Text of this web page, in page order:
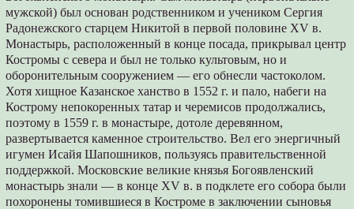
мужской) был основан родственником и учеником Сергия
Радонежского старцем Никитой в первой половине XV в.
Монастырь, расположенный в конце посада, прикрывал центр
Костромы с севера и был не только культовым, но и
оборонительным сооружением — его обнесли частоколом.
Хотя хищное Казанское ханство в 1552 г. и пало, набеги на
Кострому непокоренных татар и черемисов продолжались,
поэтому в 1559 г. в монастыре, дотоле деревянном,
развертывается каменное строительство. Вел его энергичный
игумен Исайя Шапошников, пользуясь правительственной
поддержкой. Московские великие князья Богоявленский
монастырь знали — в конце XV в. в подклете его собора были
похоронены томившиеся в Костроме в заключении сыновья